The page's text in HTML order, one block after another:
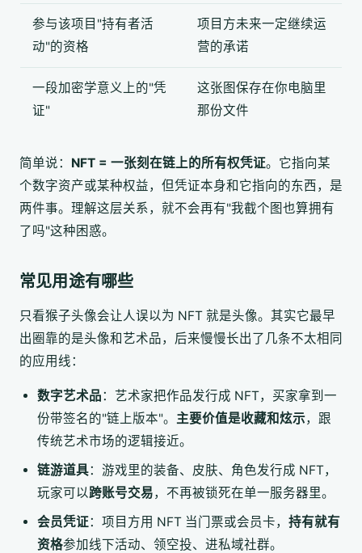
参与该项目"持有者活
动"的资格
项目方未来一定继续运
营的承诺
一段加密学意义上的"凭
证"
这张图保存在你电脑里
那份文件
简单说： NFT = 一张刻在链上的所有权凭证。它指向某
个数字资产或某种权益，但凭证本身和它指向的东西，是
两件事。理解这层关系，就不会再有"我截个图也算拥有
了吗"这种困惑。
常见用途有哪些
只看猴子头像会让人误以为 NFT 就是头像。其实它最早
出圈靠的是头像和艺术品，后来慢慢长出了几条不太相同
的应用线：
数字艺术品：艺术家把作品发行成 NFT，买家拿到一
份带签名的"链上版本"。 主要价值是收藏和炫示，跟
传统艺术市场的逻辑接近。
链游道具：游戏里的装备、皮肤、角色发行成 NFT，
玩家可以跨账号交易，不再被锁死在单一服务器里。
会员凭证：项目方用 NFT 当门票或会员卡， 持有就有
资格参加线下活动、领空投、进私域社群。